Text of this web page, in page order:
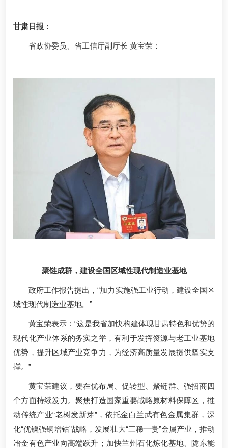
甘肃日报：
省政协委员、省工信厅副厅长黄宝荣 ：
聚链成群，建设全国区域性现代制造业基地
政府工作报告提出，“加力实施强工业行动，建设全国区
域性现代制造业基地。”
黄宝荣表示：“这是我省加快构建体现甘肃特色和优势的
现代化产业体系的务实之举，有利于发挥资源与老工业基地
优势，提升区域产业竞争力，为经济高质量发展提供坚实支
撑。”
黄宝荣建议，要在优布局、促转型、聚链群、强招商四
个方面持续发力。聚焦打造国家重要战略原材料保障区，推
动传统产业“老树发新芽”，依托金白兰武有色金属集群，深
化“优镍强铜增钴”战略，发展壮大“三稀一贵”金属产业，推动
冶金有色产业向高端跃升；加快兰州石化炼化基地、陇东能